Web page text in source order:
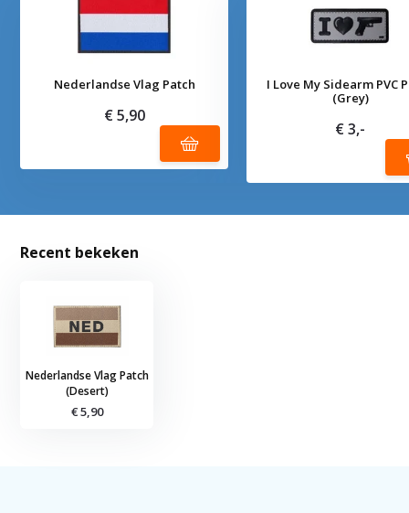
Nederlandse Vlag Patch
€ 5,90
I Love My Sidearm PVC
(Grey)
€ 3,-
Recent bekeken
Nederlandse Vlag Patch
(Desert)
€ 5,90